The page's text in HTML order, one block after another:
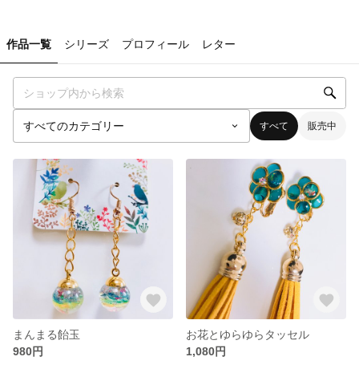
作品一覧 シリーズ プロフィール レター
すべて 販売中
まんまる飴玉
980円
お花とゆらゆらタッセル
1,080円